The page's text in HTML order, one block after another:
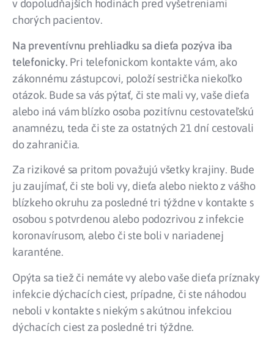
v dopoludňajších hodinách pred vyšetreniami
chorých pacientov.
Na preventívnu prehliadku sa dieťa pozýva iba
telefonicky. Pri telefonickom kontakte vám, ako
zákonnému zástupcovi, položí sestrička niekoľko
otázok. Bude sa vás pýtať, či ste mali vy, vaše dieťa
alebo iná vám blízko osoba pozitívnu cestovateľskú
anamnézu, teda či ste za ostatných 21 dní cestovali
do zahraničia.
Za rizikové sa pritom považujú všetky krajiny. Bude
ju zaujímať, či ste boli vy, dieťa alebo niekto z vášho
blízkeho okruhu za posledné tri týždne v kontakte s
osobou s potvrdenou alebo podozrivou z infekcie
koronavírusom, alebo či ste boli v nariadenej
karanténe.
Opýta sa tiež či nemáte vy alebo vaše dieťa príznaky
infekcie dýchacích ciest, prípadne, či ste náhodou
neboli v kontakte s niekým s akútnou infekciou
dýchacích ciest za posledné tri týždne.